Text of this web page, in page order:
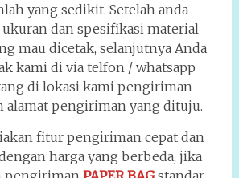
yang sedikit. Setelah anda
dan spesifikasi material
mau dicetak, selanjutnya Anda
kami di via telfon / whatsapp
di lokasi kami pengiriman
alamat pengiriman yang dituju.
fitur pengiriman cepat dan
harga yang berbeda, jika